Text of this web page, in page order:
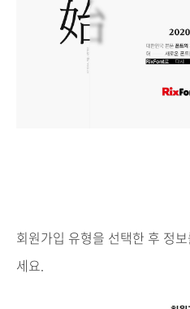
회원가입 유형을 선택한 후 정
세요.